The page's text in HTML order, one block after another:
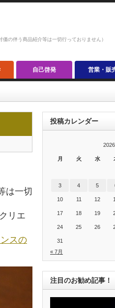
の伴う商品紹介等は一切行っておりません）
自己啓発 営業・販
は一切
リエ
スの
投稿カレンダー
月 火 水
3 4 5
10 11 12
17 18 19
24 25 26
31
« 7月
注目のお勧め記事！